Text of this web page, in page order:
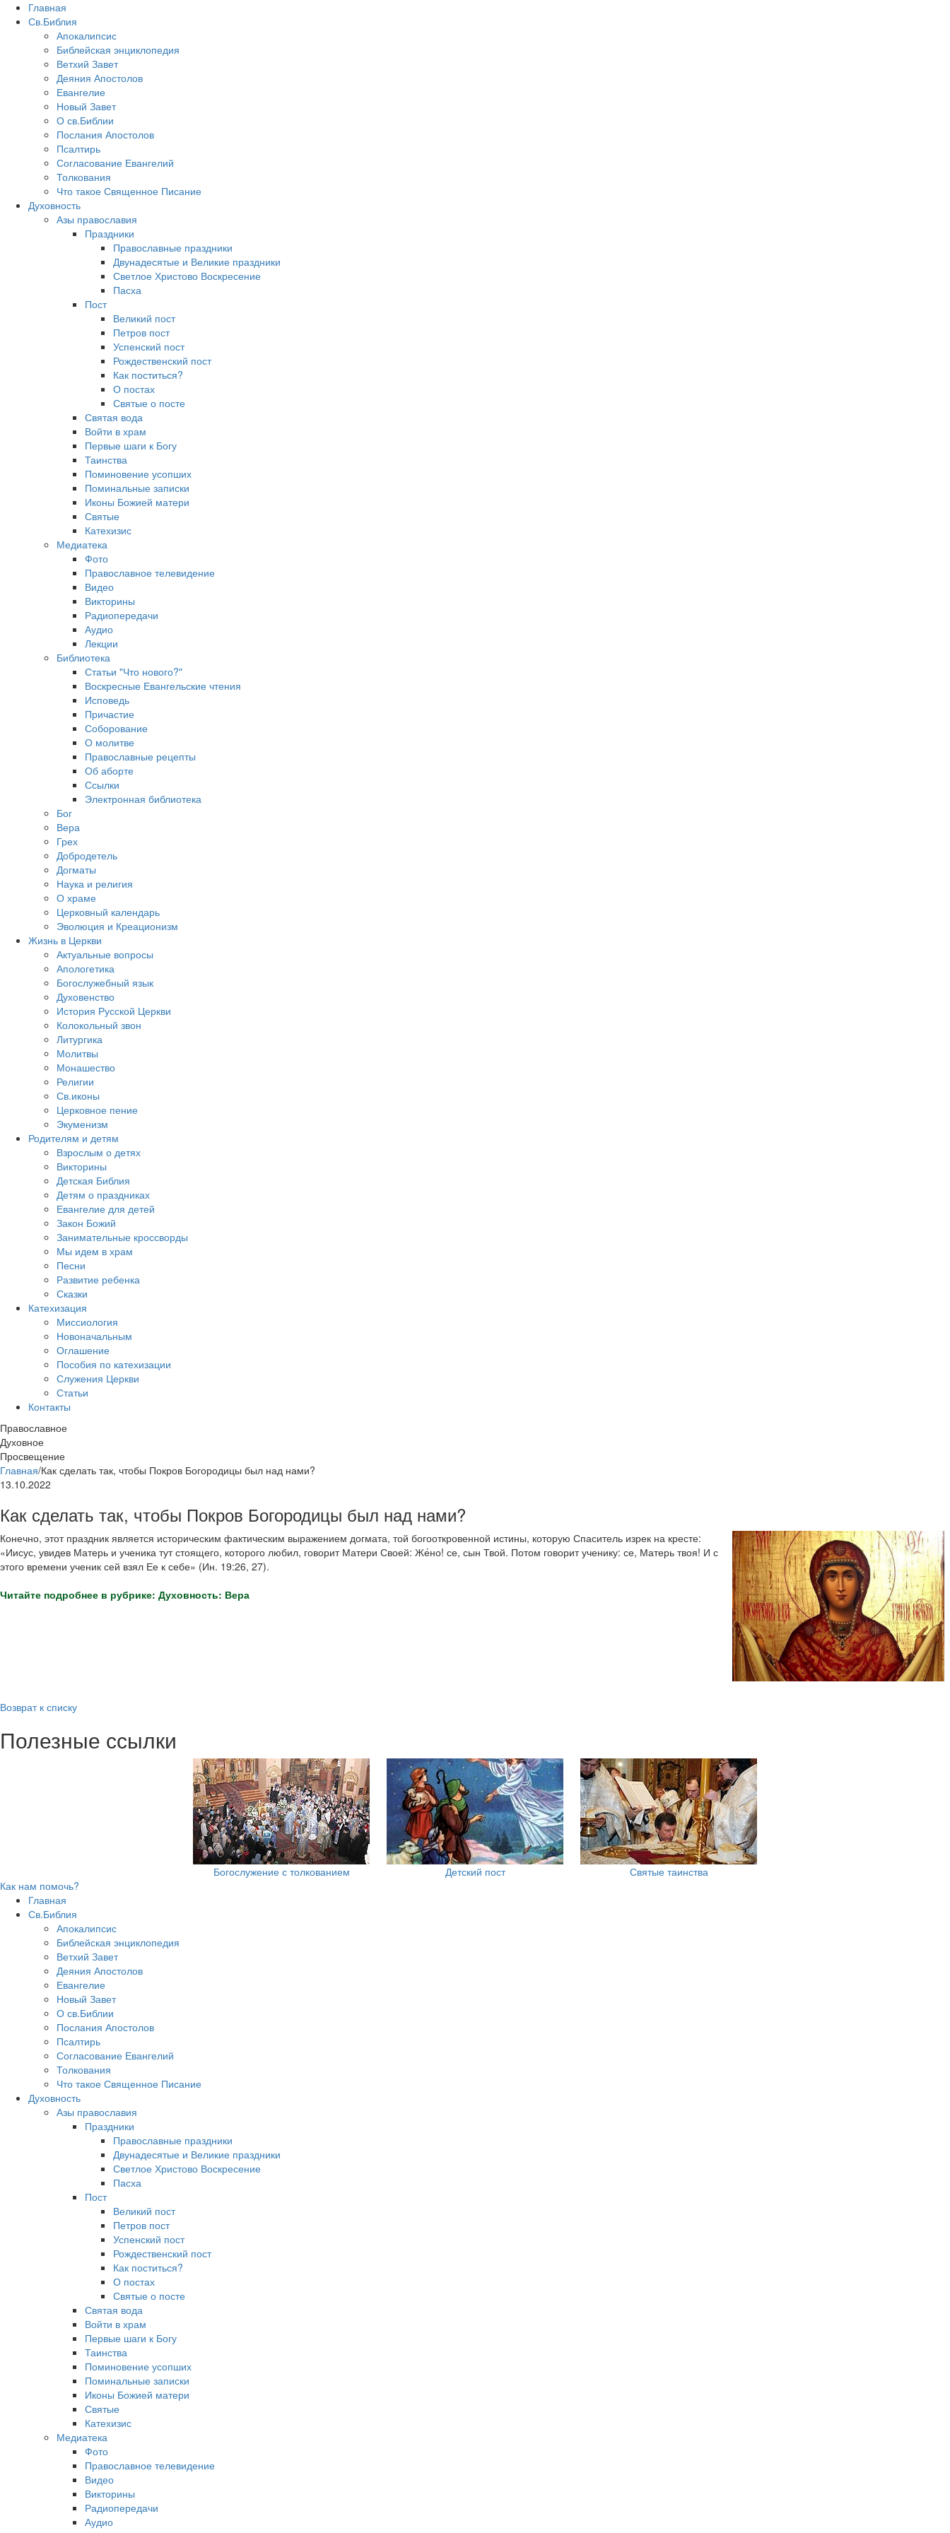
Главная
Св.Библия
Апокалипсис
Библейская энциклопедия
Ветхий Завет
Деяния Апостолов
Евангелие
Новый Завет
О св.Библии
Послания Апостолов
Псалтирь
Согласование Евангелий
Толкования
Что такое Священное Писание
Духовность
Азы православия
Праздники
Православные праздники
Двунадесятые и Великие праздники
Светлое Христово Воскресение
Пасха
Пост
Великий пост
Петров пост
Успенский пост
Рождественский пост
Как поститься?
О постах
Святые о посте
Святая вода
Войти в храм
Первые шаги к Богу
Таинства
Поминовение усопших
Поминальные записки
Иконы Божией матери
Святые
Катехизис
Медиатека
Фото
Православное телевидение
Видео
Викторины
Радиопередачи
Аудио
Лекции
Библиотека
Статьи "Что нового?"
Воскресные Евангельские чтения
Исповедь
Причастие
Соборование
О молитве
Православные рецепты
Об аборте
Ссылки
Электронная библиотека
Бог
Вера
Грех
Добродетель
Догматы
Наука и религия
О храме
Церковный календарь
Эволюция и Креационизм
Жизнь в Церкви
Актуальные вопросы
Апологетика
Богослужебный язык
Духовенство
История Русской Церкви
Колокольный звон
Литургика
Молитвы
Монашество
Религии
Св.иконы
Церковное пение
Экуменизм
Родителям и детям
Взрослым о детях
Викторины
Детская Библия
Детям о праздниках
Евангелие для детей
Закон Божий
Занимательные кроссворды
Мы идем в храм
Песни
Развитие ребенка
Сказки
Катехизация
Миссиология
Новоначальным
Оглашение
Пособия по катехизации
Служения Церкви
Статьи
Контакты
Православное
Духовное
Просвещение
Главная/Как сделать так, чтобы Покров Богородицы был над нами?
13.10.2022
Как сделать так, чтобы Покров Богородицы был над нами?
Конечно, этот праздник является историческим фактическим выражением догмата, той богооткровенной истины, которую Спаситель изрек на кресте:
«Иисус, увидев Матерь и ученика тут стоящего, которого любил, говорит Матери Своей: Же́но! се, сын Твой. Потом говорит ученику: се, Матерь твоя! И с
этого времени ученик сей взял Ее к себе» (Ин. 19:26, 27).
Читайте подробнее в рубрике: Духовность: Вера
Возврат к списку
Полезные ссылки
Богослужение с толкованием Детский пост
Святые таинства
Как нам помочь?
Главная
Св.Библия
Апокалипсис
Библейская энциклопедия
Ветхий Завет
Деяния Апостолов
Евангелие
Новый Завет
О св.Библии
Послания Апостолов
Псалтирь
Согласование Евангелий
Толкования
Что такое Священное Писание
Духовность
Азы православия
Праздники
Православные праздники
Двунадесятые и Великие праздники
Светлое Христово Воскресение
Пасха
Пост
Великий пост
Петров пост
Успенский пост
Рождественский пост
Как поститься?
О постах
Святые о посте
Святая вода
Войти в храм
Первые шаги к Богу
Таинства
Поминовение усопших
Поминальные записки
Иконы Божией матери
Святые
Катехизис
Медиатека
Фото
Православное телевидение
Видео
Викторины
Радиопередачи
Аудио